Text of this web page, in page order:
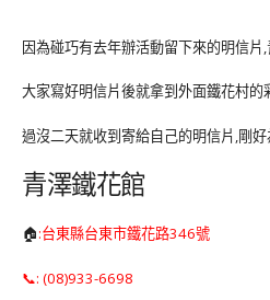
因為碰巧有去年辦活動留下來的明信
大家寫好明信片後就拿到外面鐵花村
過沒二天就收到寄給自己的明信片,剛
青澤鐵花館
🏠:台東縣台東市鐵花路346號
📞: (08)933-6698